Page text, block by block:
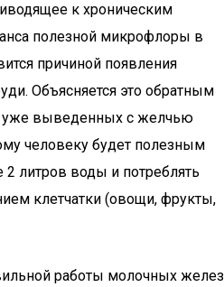
к хроническим
полезной микрофлоры в
причиной появления
Объясняется это обратным
выведенных с желчью
человеку будет полезным
литров воды и потреблять
клетчатки (овощи, фрукты,
работы молочных желез